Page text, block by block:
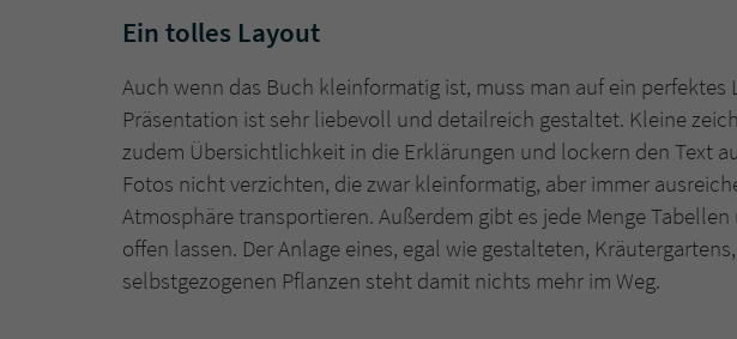
Ein tolles Layout
Auch wenn das Buch kleinformatig ist, muss man auf ein perfektes
Präsentation ist sehr liebevoll und detailreich gestaltet. Kleine
zudem Übersichtlichkeit in die Erklärungen und lockern den Text
Fotos nicht verzichten, die zwar kleinformatig, aber immer
Atmosphäre transportieren. Außerdem gibt es jede Menge
offen lassen. Der Anlage eines, egal wie gestalteten,
selbstgezogenen Pflanzen steht damit nichts mehr im Weg.